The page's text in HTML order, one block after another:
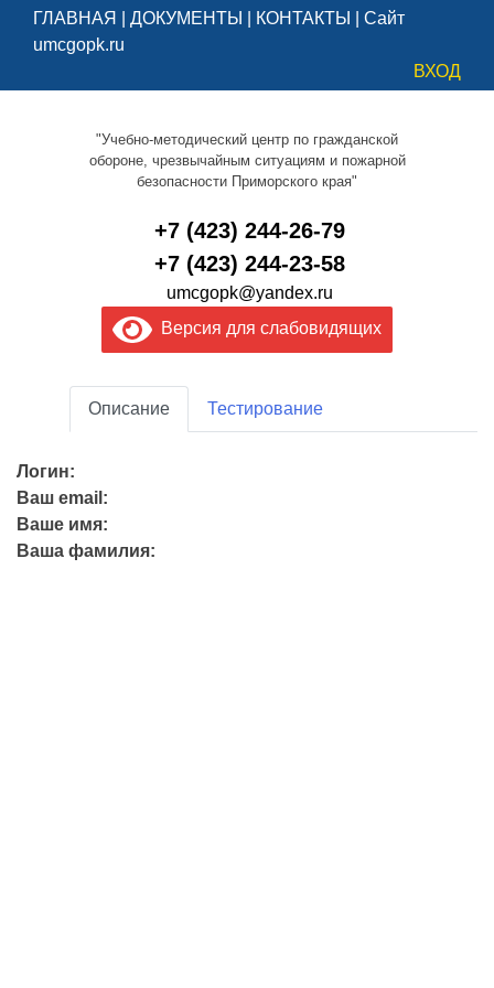
ГЛАВНАЯ ДОКУМЕНТЫ КОНТАКТЫ
Сайт
umcgopk.ru
ВХОД
"Учебно-методический центр по гражданской
обороне, чрезвычайным ситуациям и пожарной
безопасности Приморского края"
+7 (423) 244-26-79
+7 (423) 244-23-58
umcgopk@yandex.ru
Версия для слабовидящих
Описание Тестирование
Логин:
Ваш email:
Ваше имя:
Ваша фамилия: